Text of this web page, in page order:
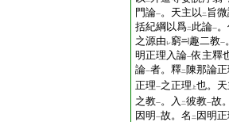
門論一。天主以 二 旨
括紀綱以爲二 此論一
之源由 レ窮 趣二教一
明正理入論一依主釋
論一者。釋二 陳那論
正理一之正理 上也。
之教一。入 二彼教一故
因明 一故。名 二 因明